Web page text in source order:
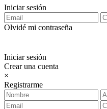
Iniciar sesión
Olvidé mi contraseña
Iniciar sesión
Crear una cuenta
×
Registrarme